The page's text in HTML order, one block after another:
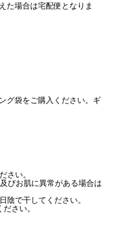
た場合は宅配便となりま
グ袋をご購入ください。ギ
さい。
びお肌に異常がある場合は
陰で干してください。
さい。